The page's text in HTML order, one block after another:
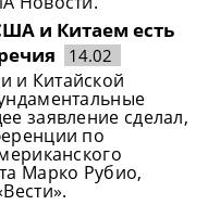
и Китаем есть
14.02
и Китайской
заявление сделал,
по
Марко Рубио,